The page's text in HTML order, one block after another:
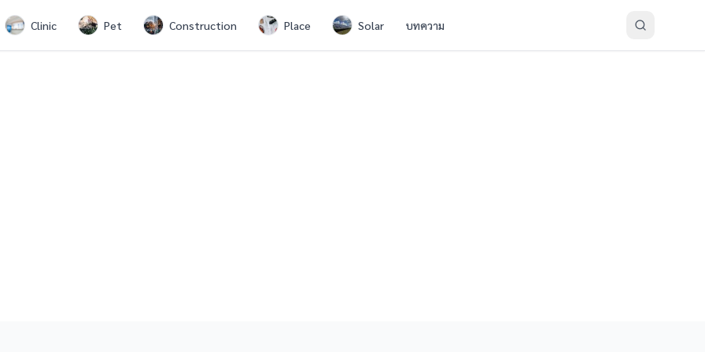
Clinic Pet Construction Place Solar บทความ